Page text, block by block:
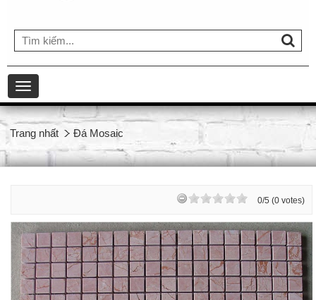
Toggle
navigation
Trang nhất Đá Mosaic
0/5 (0 votes)